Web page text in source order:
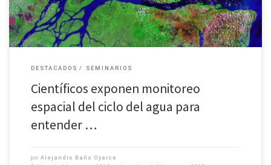
DESTACADOS SEMINARIOS
Científicos exponen monitoreo
espacial del ciclo del agua para
entender …
por Alejandro Baño Oyarce